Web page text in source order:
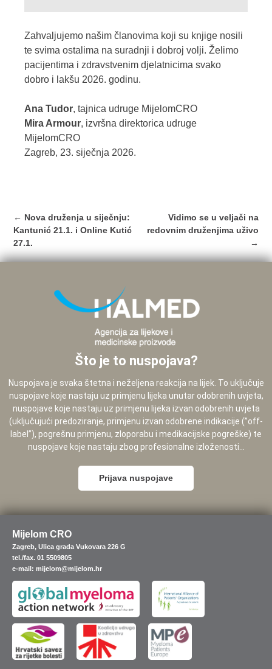
Zahvaljujemo našim članovima koji su knjige nosili
te svima ostalima na suradnji i dobroj volji. Želimo
pacijentima i zdravstvenim djelatnicima svako
dobro i lakšu 2026. godinu.
Ana Tudor, tajnica udruge MijelomCRO
Mira Armour, izvršna direktorica udruge
MijelomCRO
Zagreb, 23. siječnja 2026.
Post
navigation
← Nova druženja u siječnju:
Kantunić 21.1. i Online Kutić
27.1.
Vidimo se u veljači na
redovnim druženjima uživo
→
Što je to nuspojava?
Nuspojava je svaka štetna i neželjena reakcija na lijek. To uključuje
nuspojave koje nastaju uz primjenu lijeka unutar odobrenih uvjeta,
nuspojave koje nastaju uz primjenu lijeka izvan odobrenih uvjeta
(uključujući predoziranje, primjenu izvan odobrene indikacije (”off-
label”), pogrešnu primjenu, zloporabu i medikacijske pogreške) te
nuspojave koje nastaju zbog profesionalne izloženosti...
Prijava nuspojave
Mijelom CRO
Zagreb, Ulica grada Vukovara 226 G
tel./fax. 01 5509805
e-mail: mijelom@mijelom.hr